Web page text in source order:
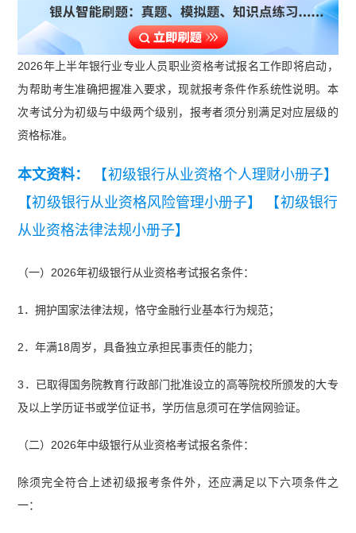
2026年上半年银行业专业人员职业资格考试报名工作即将启动，
为帮助考生准确把握准入要求，现就报考条件作系统性说明。本
次考试分为初级与中级两个级别，报考者须分别满足对应层级的
资格标准。
本文资料：
【初级银行从业资格个人理财小册子】
【初级银行从业资格风险管理小册子】
【初级银行
从业资格法律法规小册子】
（一）2026年初级银行从业资格考试报名条件：
1．拥护国家法律法规，恪守金融行业基本行为规范；
2．年满18周岁，具备独立承担民事责任的能力；
3．已取得国务院教育行政部门批准设立的高等院校所颁发的大专
及以上学历证书或学位证书，学历信息须可在学信网验证。
（二）2026年中级银行从业资格考试报名条件：
除须完全符合上述初级报考条件外，还应满足以下六项条件之
一：